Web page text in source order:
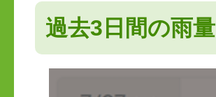
過去3日間の雨量